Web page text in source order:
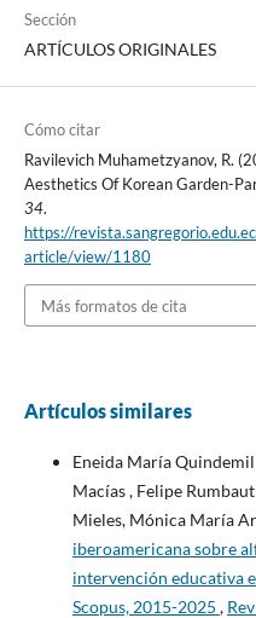
Sección
ARTÍCULOS ORIGINALES
Cómo citar
Ravilevich Muhametzyanov, R.
Aesthetics Of Korean Garden-
34.
https://
article/view/1180
Más formatos de cita
Artículos similares
Eneida María
Macías , Felipe
Mieles, Mónica María
iberoamericana sobre
intervención educativa
Scopus, 2015-2025 ,